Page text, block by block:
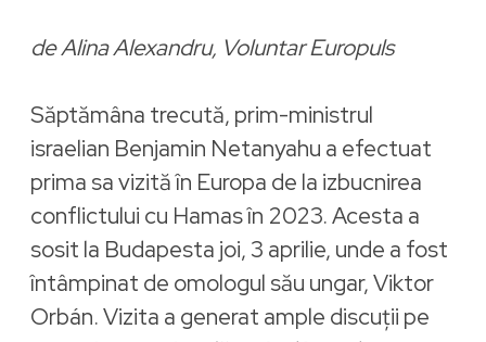
de Alina Alexandru, Voluntar Europuls
Săptămâna trecută, prim-ministrul
israelian Benjamin Netanyahu a efectuat
prima sa vizită în Europa de la izbucnirea
conflictului cu Hamas în 2023. Acesta a
sosit la Budapesta joi, 3 aprilie, unde a fost
întâmpinat de omologul său ungar, Viktor
Orbán. Vizita a generat ample discuții pe